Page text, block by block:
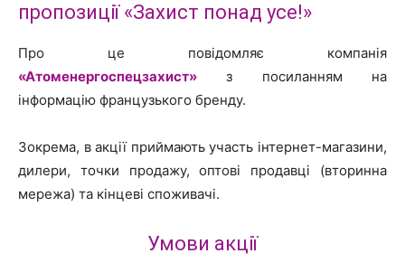
пропозиції «Захист понад усе!»
Про це повідомляє компанія
«Атоменергоспецзахист» з посиланням на
інформацію французького бренду.
Зокрема, в акції приймають участь інтернет-магазини,
дилери, точки продажу, оптові продавці (вторинна
мережа) та кінцеві споживачі.
Умови акції